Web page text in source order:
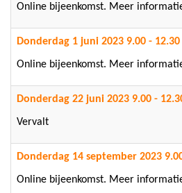
Online bijeenkomst. Meer
Donderdag 1 juni 2023 9.00 -
Online bijeenkomst. Meer
Donderdag 22 juni 2023 9.00 -
Vervalt
Donderdag 14 september 2023
Online bijeenkomst. Meer